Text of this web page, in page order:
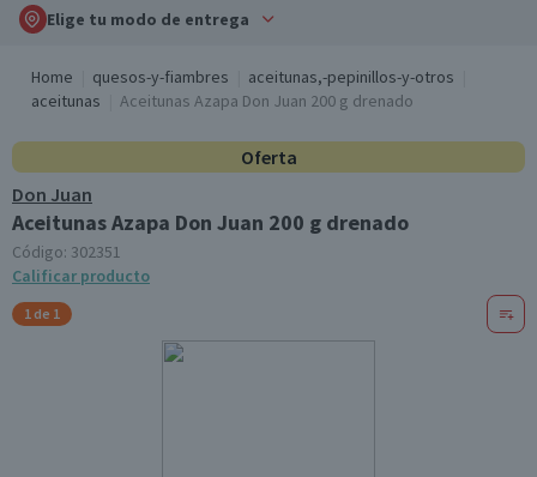
Elige tu modo de entrega
Home quesos-y-fiambres
aceitunas,-pepinillos-y-otros
aceitunas
Aceitunas Azapa Don Juan 200 g drenado
Oferta
Don Juan
Aceitunas Azapa Don Juan 200 g drenado
Código: 302351
Calificar producto
1 de 1